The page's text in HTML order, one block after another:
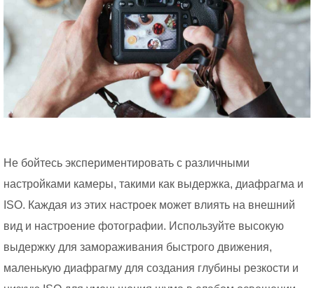
Не бойтесь экспериментировать с различными
настройками камеры, такими как выдержка, диафрагма и
ISO. Каждая из этих настроек может влиять на внешний
вид и настроение фотографии. Используйте высокую
выдержку для замораживания быстрого движения,
маленькую диафрагму для создания глубины резкости и